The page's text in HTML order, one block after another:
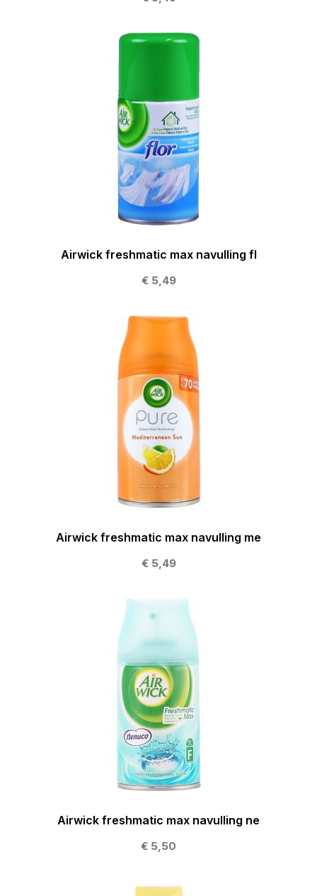
Airwick freshmatic max navulling fl
€ 5,49
Airwick freshmatic max navulling me
€ 5,49
Airwick freshmatic max navulling ne
€ 5,50